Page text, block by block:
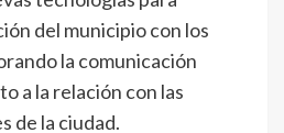
del municipio con los
la comunicación
a la relación con las
de la ciudad.